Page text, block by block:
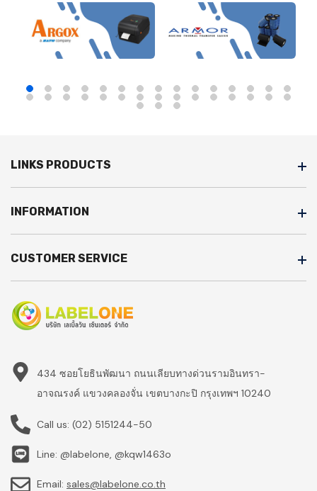
LINKS PRODUCTS
INFORMATION
CUSTOMER SERVICE
434 ซอยโยธินพัฒนา ถนนเลียบทางด่วนรามอินทรา-
อาจณรงค์ แขวงคลองจั่น เขตบางกะปิ กรุงเทพฯ 10240
Call us: (02) 5151244-50
Line: @labelone, @kqw1463o
Email: sales@labelone.co.th